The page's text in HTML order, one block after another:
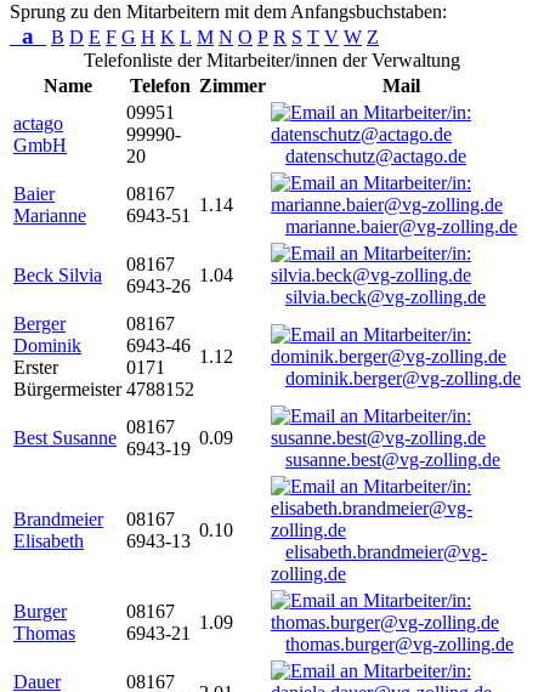
Sprung zu den Mitarbeitern mit dem Anfangsbuchstaben:
a B D E F G H K L M N O P R S T V W Z
Telefonliste der Mitarbeiter/innen der Verwaltung
Name
Telefon Zimmer
Mail
actago
GmbH
09951
99990-
20
datenschutz@actago.de
Baier
Marianne
08167
6943-51
1.14
marianne.baier@vg-zolling.de
Beck Silvia
08167
6943-26
1.04
silvia.beck@vg-zolling.de
Berger
Dominik
Erster
Bürgermeister
08167
6943-46
0171
4788152
1.12
dominik.berger@vg-zolling.de
Best Susanne
08167
6943-19
0.09
susanne.best@vg-zolling.de
Brandmeier
Elisabeth
08167
6943-13
0.10
elisabeth.brandmeier@vg-
zolling.de
Burger
Thomas
08167
6943-21
1.09
thomas.burger@vg-zolling.de
Dauer
08167